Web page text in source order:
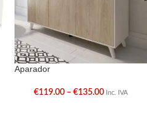
Aparador
€119.00 – €135.00 Inc. IVA